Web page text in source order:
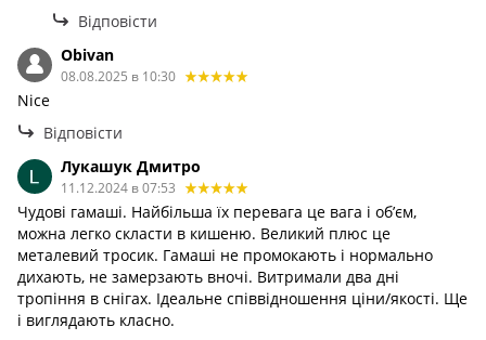
Відповісти
Obivan
08.08.2025 в 10:30
Nice
Відповісти
Лукашук Дмитро
11.12.2024 в 07:53
Чудові гамаші. Найбільша їх перевага це вага і обʼєм,
можна легко скласти в кишеню. Великий плюс це
металевий тросик. Гамаші не промокають і нормально
дихають, не замерзають вночі. Витримали два дні
тропіння в снігах. Ідеальне співвідношення ціни/якості. Ще
і виглядають класно.